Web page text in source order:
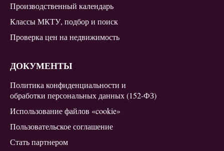
Производственный календарь
Классы МКТУ, подбор и поиск
Проверка цен на недвижимость
ДОКУМЕНТЫ
Политика конфиденциальности и
обработки персональных данных (152-ФЗ)
Использование файлов «cookie»
Пользовательское соглашение
Стать партнером